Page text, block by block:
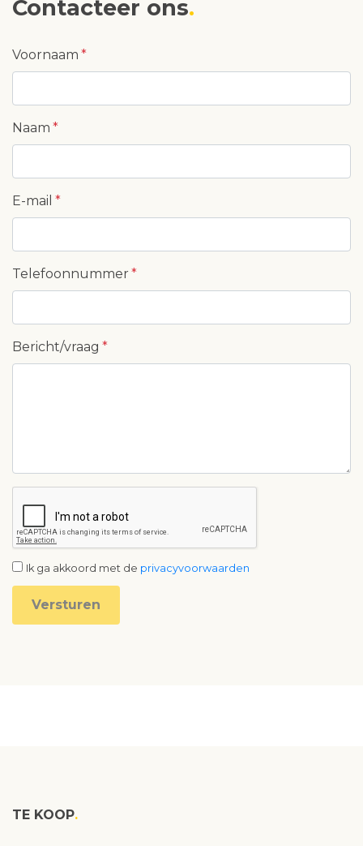
Contacteer ons
Voornaam
Naam
E-mail
Telefoonnummer
Bericht/vraag
Ik ga akkoord met de privacyvoorwaarden
Versturen
TE KOOP